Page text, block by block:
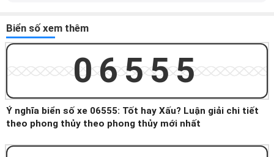
Biển số xem thêm
06555
Ý nghĩa biển số xe 06555: Tốt hay Xấu? Luận giải chi tiết
theo phong thủy theo phong thủy mới nhất